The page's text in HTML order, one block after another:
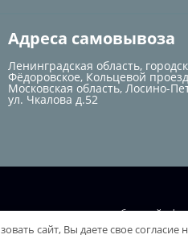
Адреса самовывоза
Ленинградская область,
Фёдоровское, Кольцевой
Московская область, Лосино-
ул. Чкалова д.52
не является публичной
сайт, Вы даете свое согласие